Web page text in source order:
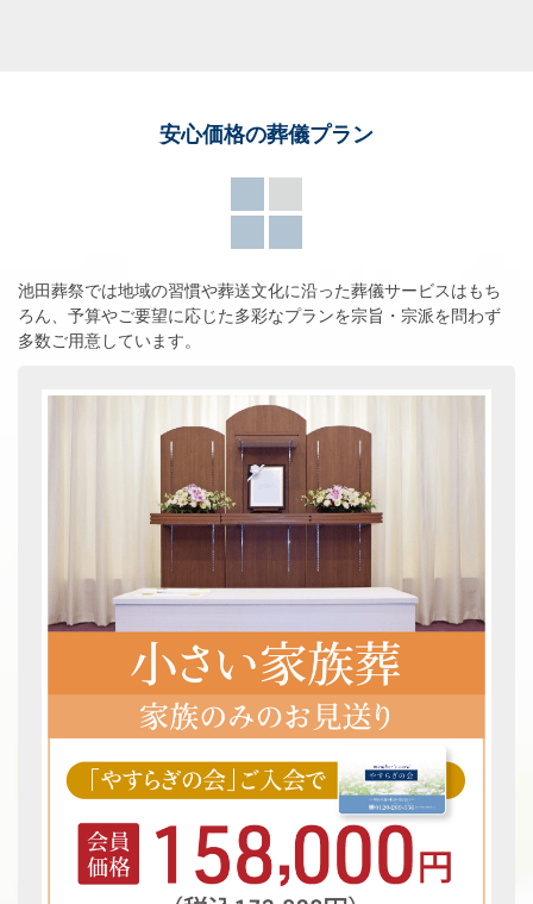
安心価格の葬儀プラン
池田葬祭では地域の習慣や葬送文化に沿った葬儀サービスはもち
ろん、 予算やご要望に応じた多彩なプランを宗旨・宗派を問わず
多数ご用意しています。